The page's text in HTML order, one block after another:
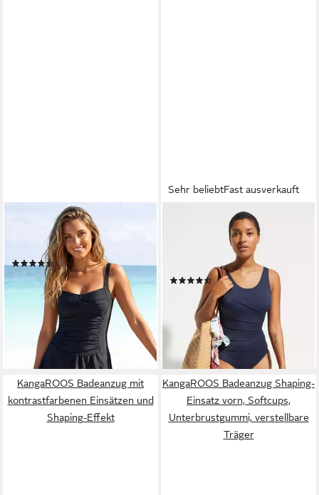
Badekleid mit modischen
Raffungen und Shaping-Effekt
(451)
ab 79,99 € 88,99 €
lieferbar - in 1-2 Werktagen bei dir
Sehr beliebtFast ausverkauft
Badeanzug verschiedene
Größen, Shape-Design mit
Zierfalten, sportlicher Stil
(46)
24,99 €
lieferbar - in 1-2 Werktagen bei dir
KangaROOS Badeanzug mit
kontrastfarbenen Einsätzen und
Shaping-Effekt
KangaROOS Badeanzug Shaping-
Einsatz vorn, Softcups,
Unterbrustgummi, verstellbare
Träger